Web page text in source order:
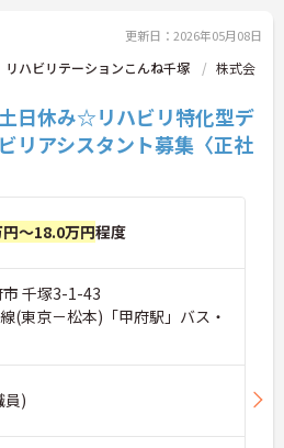
更新日：2026年05月08日
ハビリテーションこんね千塚
株式会
土日休み☆リハビリ特化型デ
リアシスタント募集〈正社
～18.0万円程度
千塚3-1-43
(東京－松本)「甲府駅」バス・
員)